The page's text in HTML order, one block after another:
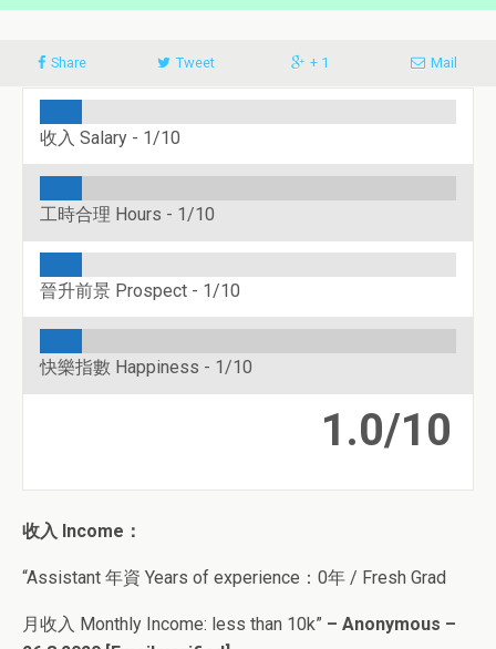
Share Tweet + 1 Mail
收入 Salary - 1/10
工時合理 Hours - 1/10
晉升前景 Prospect - 1/10
快樂指數 Happiness - 1/10
1.0/10
收入 Income：
“Assistant 年資 Years of experience：0年 / Fresh Grad
月收入 Monthly Income: less than 10k” – Anonymous –